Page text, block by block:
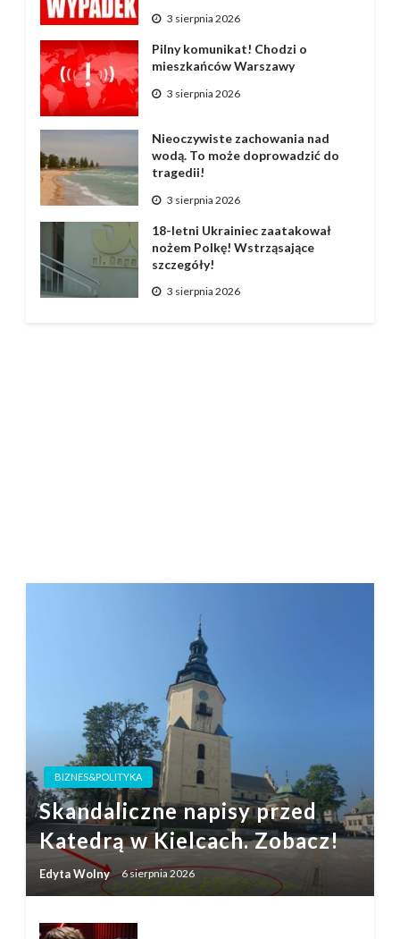
3 sierpnia 2026
Pilny komunikat! Chodzi o
mieszkańców Warszawy
3 sierpnia 2026
Nieoczywiste zachowania nad
wodą. To może doprowadzić do
tragedii!
3 sierpnia 2026
18-letni Ukrainiec zaatakował
nożem Polkę! Wstrząsające
szczegóły!
3 sierpnia 2026
BIZNES&POLITYKA
Skandaliczne napisy przed
Katedrą w Kielcach. Zobacz!
Edyta Wolny 6 sierpnia 2026